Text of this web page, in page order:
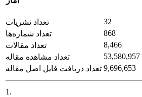
تعداد نشریات
32
تعداد شماره‌ها
868
تعداد مقالات
8,466
تعداد مشاهده مقاله
53,580,957
تعداد دریافت فایل اصل مقاله 9,696,653
1.